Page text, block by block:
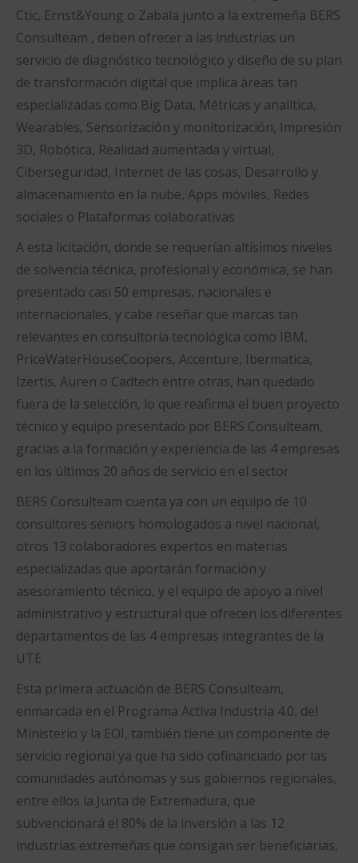
Ctic, Ernst&Young o Zabala junto a la extremeña BERS
Consulteam , deben ofrecer a las industrias un
servicio de diagnóstico tecnológico y diseño de su plan
de transformación digital que implica áreas tan
especializadas como Big Data, Métricas y analítica,
Wearables, Sensorización y monitorización, Impresión
3D, Robótica, Realidad aumentada y virtual,
Ciberseguridad, Internet de las cosas, Desarrollo y
almacenamiento en la nube, Apps móviles, Redes
sociales o Plataformas colaborativas
A esta licitación, donde se requerían altísimos niveles
de solvencia técnica, profesional y económica, se han
presentado casi 50 empresas, nacionales e
internacionales, y cabe reseñar que marcas tan
relevantes en consultoría tecnológica como IBM,
PriceWaterHouseCoopers, Accenture, Ibermatica,
Izertis, Auren o Cadtech entre otras, han quedado
fuera de la selección, lo que reafirma el buen proyecto
técnico y equipo presentado por BERS Consulteam,
gracias a la formación y experiencia de las 4 empresas
en los últimos 20 años de servicio en el sector
BERS Consulteam cuenta ya con un equipo de 10
consultores seniors homologados a nivel nacional,
otros 13 colaboradores expertos en materias
especializadas que aportarán formación y
asesoramiento técnico, y el equipo de apoyo a nivel
administrativo y estructural que ofrecen los diferentes
departamentos de las 4 empresas integrantes de la
UTE
Esta primera actuación de BERS Consulteam,
enmarcada en el Programa Activa Industria 4.0. del
Ministerio y la EOI, también tiene un componente de
servicio regional ya que ha sido cofinanciado por las
comunidades autónomas y sus gobiernos regionales,
entre ellos la Junta de Extremadura, que
subvencionará el 80% de la inversión a las 12
industrias extremeñas que consigan ser beneficiarias,